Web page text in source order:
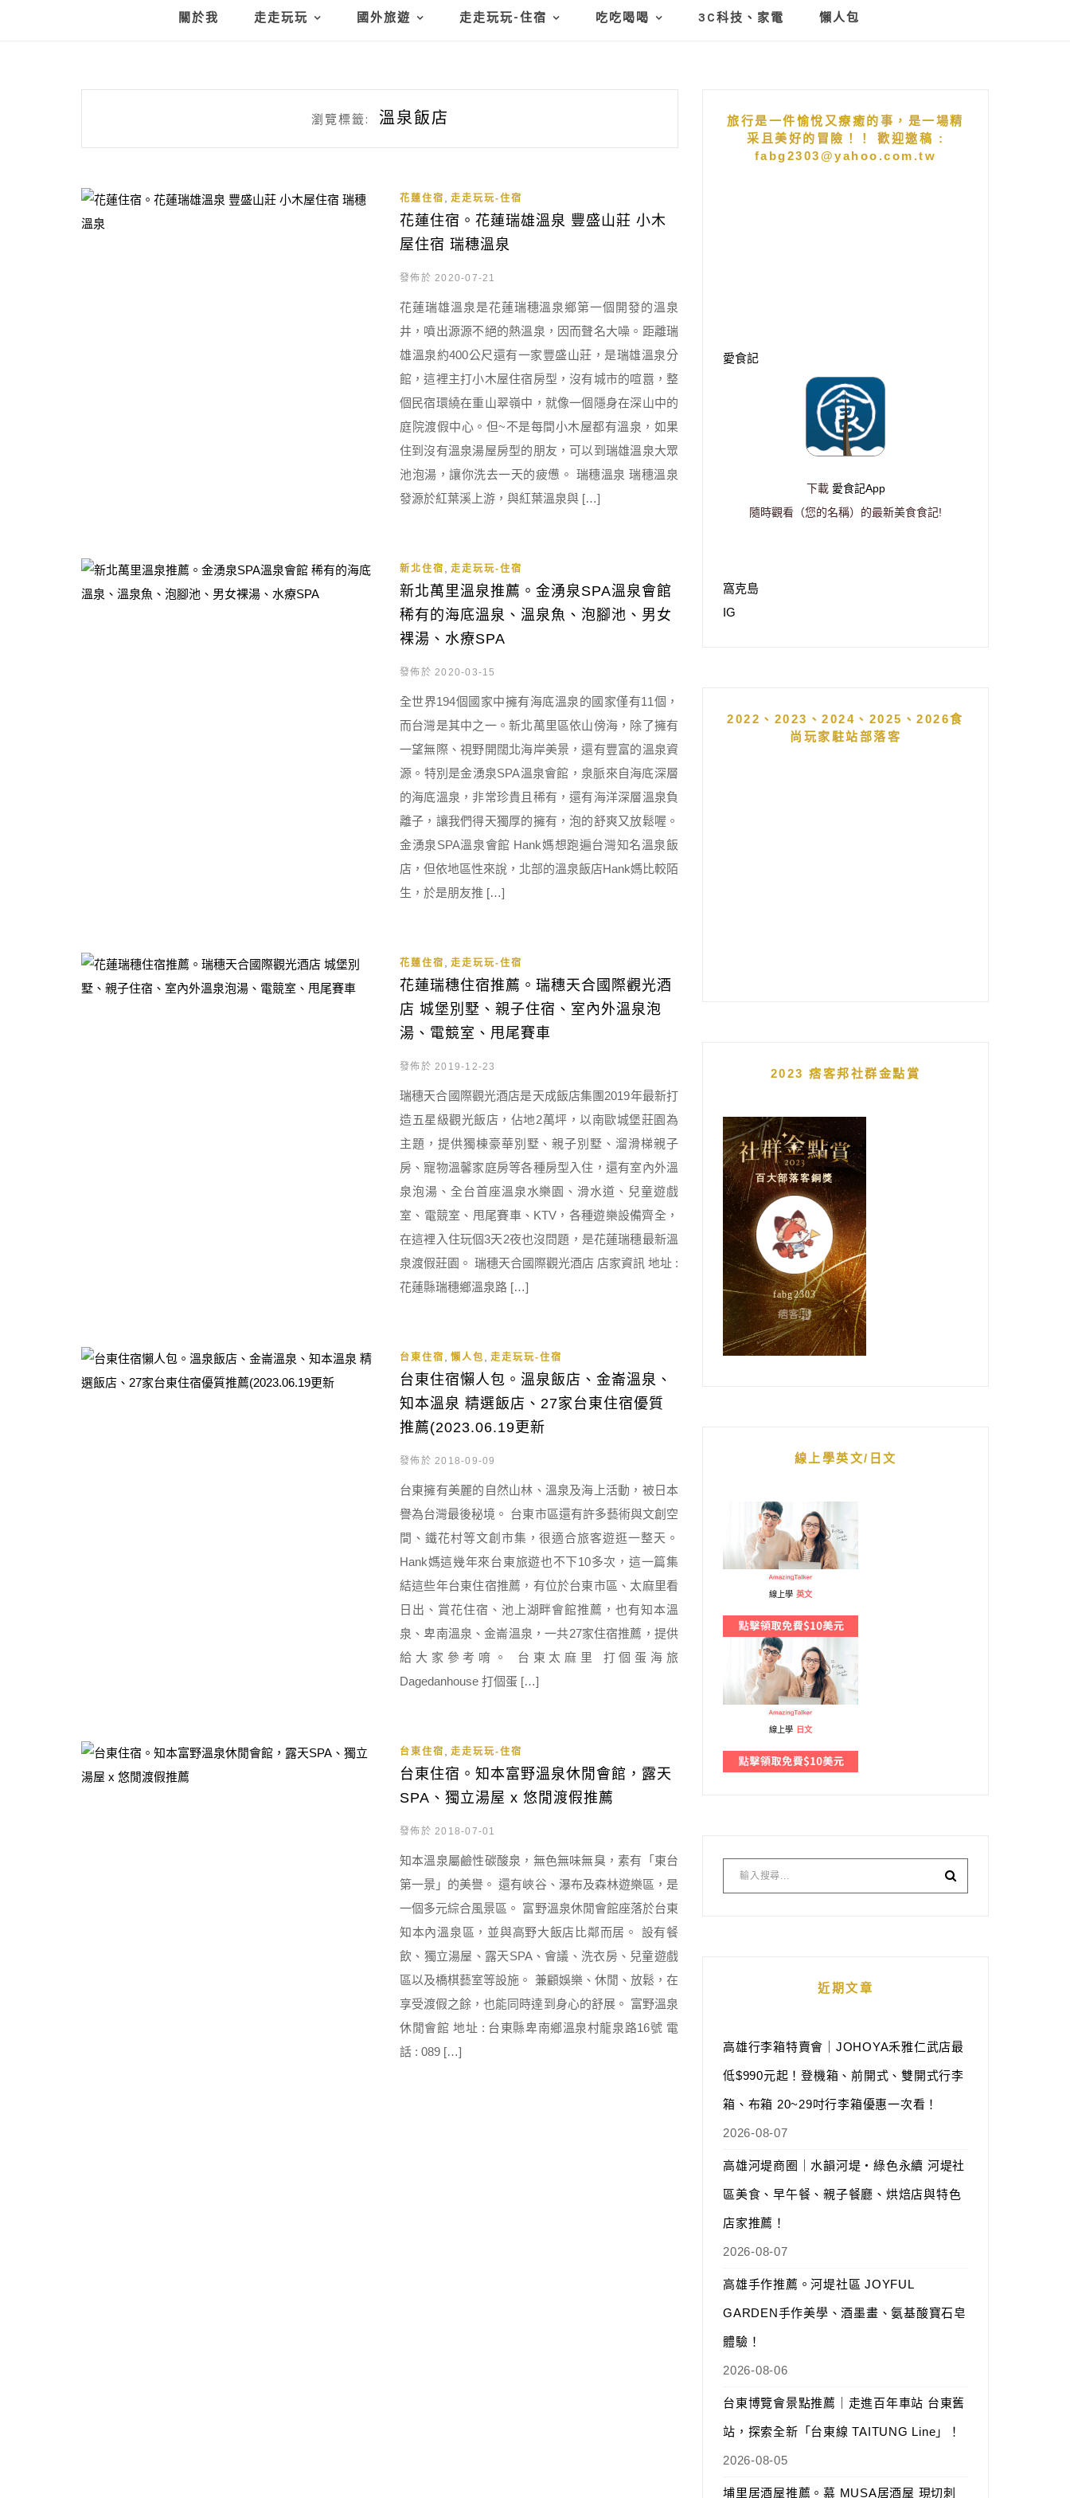
關於我 走走玩玩 國外旅遊 走走玩玩-住宿 吃吃喝喝 3C科技、家電 懶人包
瀏覽標籤: 溫泉飯店
花蓮住宿 走走玩玩-住宿
花蓮住宿。花蓮瑞雄溫泉 豐盛山莊 小木
屋住宿 瑞穗溫泉
發佈於 2020-07-21
花蓮瑞雄溫泉是花蓮瑞穗溫泉鄉第一個開發的溫泉
井，噴出源源不絕的熱溫泉，因而聲名大噪。距離瑞
雄溫泉約400公尺還有一家豐盛山莊，是瑞雄溫泉分
館，這裡主打小木屋住宿房型，沒有城市的喧囂，整
個民宿環繞在重山翠嶺中，就像一個隱身在深山中的
庭院渡假中心。但~不是每間小木屋都有溫泉，如果
住到沒有溫泉湯屋房型的朋友，可以到瑞雄溫泉大眾
池泡湯，讓你洗去一天的疲憊。 瑞穗溫泉 瑞穗溫泉
發源於紅葉溪上游，與紅葉溫泉與 […]
新北住宿 走走玩玩-住宿
新北萬里溫泉推薦。金湧泉SPA溫泉會館
稀有的海底溫泉、溫泉魚、泡腳池、男女
裸湯、水療SPA
發佈於 2020-03-15
全世界194個國家中擁有海底溫泉的國家僅有11個，
而台灣是其中之一。新北萬里區依山傍海，除了擁有
一望無際、視野開闊北海岸美景，還有豐富的溫泉資
源。特別是金湧泉SPA溫泉會館，泉脈來自海底深層
的海底溫泉，非常珍貴且稀有，還有海洋深層溫泉負
離子，讓我們得天獨厚的擁有，泡的舒爽又放鬆喔。
金湧泉SPA溫泉會館 Hank媽想跑遍台灣知名溫泉飯
店，但依地區性來說，北部的溫泉飯店Hank媽比較陌
生，於是朋友推 […]
花蓮住宿 走走玩玩-住宿
花蓮瑞穗住宿推薦。瑞穗天合國際觀光酒
店 城堡別墅、親子住宿、室內外溫泉泡
湯、電競室、甩尾賽車
發佈於 2019-12-23
瑞穗天合國際觀光酒店是天成飯店集團2019年最新打
造五星級觀光飯店，佔地2萬坪，以南歐城堡莊園為
主題，提供獨棟豪華別墅、親子別墅、溜滑梯親子
房、寵物溫馨家庭房等各種房型入住，還有室內外溫
泉泡湯、全台首座溫泉水樂園、滑水道、兒童遊戲
室、電競室、甩尾賽車、KTV，各種遊樂設備齊全，
在這裡入住玩個3天2夜也沒問題，是花蓮瑞穗最新溫
泉渡假莊園。 瑞穗天合國際觀光酒店 店家資訊 地址 :
花蓮縣瑞穗鄉溫泉路 […]
台東住宿 懶人包 走走玩玩-住宿
台東住宿懶人包。溫泉飯店、金崙溫泉、
知本溫泉 精選飯店、27家台東住宿優質
推薦(2023.06.19更新
發佈於 2018-09-09
台東擁有美麗的自然山林、溫泉及海上活動，被日本
譽為台灣最後秘境。 台東市區還有許多藝術與文創空
間、鐵花村等文創市集，很適合旅客遊逛一整天。
Hank媽這幾年來台東旅遊也不下10多次，這一篇集
結這些年台東住宿推薦，有位於台東市區、太麻里看
日出、賞花住宿、池上湖畔會館推薦，也有知本溫
泉、卑南溫泉、金崙溫泉，一共27家住宿推薦，提供
給大家參考唷。 台東太麻里 打個蛋海旅
Dagedanhouse 打個蛋 […]
台東住宿 走走玩玩-住宿
台東住宿。知本富野溫泉休閒會館，露天
SPA、獨立湯屋 x 悠閒渡假推薦
發佈於 2018-07-01
知本溫泉屬鹼性碳酸泉，無色無味無臭，素有「東台
第一景」的美譽。 還有峽谷、瀑布及森林遊樂區，是
一個多元綜合風景區。 富野溫泉休閒會館座落於台東
知本內溫泉區，並與高野大飯店比鄰而居。 設有餐
飲、獨立湯屋、露天SPA、會議、洗衣房、兒童遊戲
區以及橋棋藝室等設施。 兼顧娛樂、休閒、放鬆，在
享受渡假之餘，也能同時達到身心的舒展。 富野溫泉
休閒會館 地址 : 台東縣卑南鄉溫泉村龍泉路16號 電
話 : 089 […]
旅行是一件愉悅又療癒的事，是一場精
采且美好的冒險！！ 歡迎邀稿 :
fabg2303@yahoo.com.tw
愛食記
下載 愛食記App
隨時觀看（您的名稱）的最新美食食記!
窩克島
IG
2022、2023、2024、2025、2026食
尚玩家駐站部落客
2023 痞客邦社群金點賞
線上學英文/日文
線上學 英文
線上學 日文
近期文章
高雄行李箱特賣會｜JOHOYA禾雅仁武店最
低$990元起！登機箱、前開式、雙開式行李
箱、布箱 20~29吋行李箱優惠一次看！
2026-08-07
高雄河堤商圈｜水韻河堤‧綠色永續 河堤社
區美食、早午餐、親子餐廳、烘焙店與特色
店家推薦！
2026-08-07
高雄手作推薦。河堤社區 JOYFUL
GARDEN手作美學、酒墨畫、氨基酸寶石皂
體驗！
2026-08-06
台東博覽會景點推薦｜走進百年車站 台東舊
站，探索全新「台東線 TAITUNG Line」！
2026-08-05
埔里居酒屋推薦。慕 MUSA居酒屋 現切刺